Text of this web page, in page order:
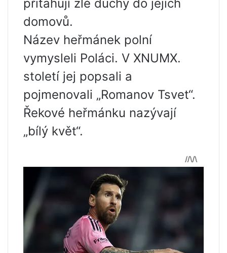
přitahují zlé duchy do jejich
domovů.
Název heřmánek polní
vymysleli Poláci. V XNUMX.
století jej popsali a
pojmenovali „Romanov Tsvet“.
Řekové heřmánku nazývají
„bílý květ“.